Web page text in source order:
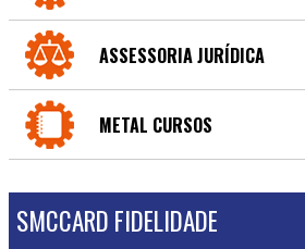
ASSESSORIA JURÍDICA
METAL CURSOS
SMCCARD FIDELIDADE